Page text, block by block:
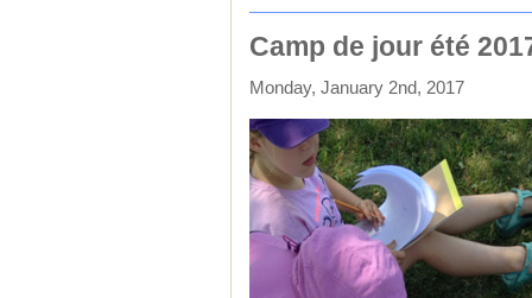
Camp de jour été
Monday, January 2nd, 2017